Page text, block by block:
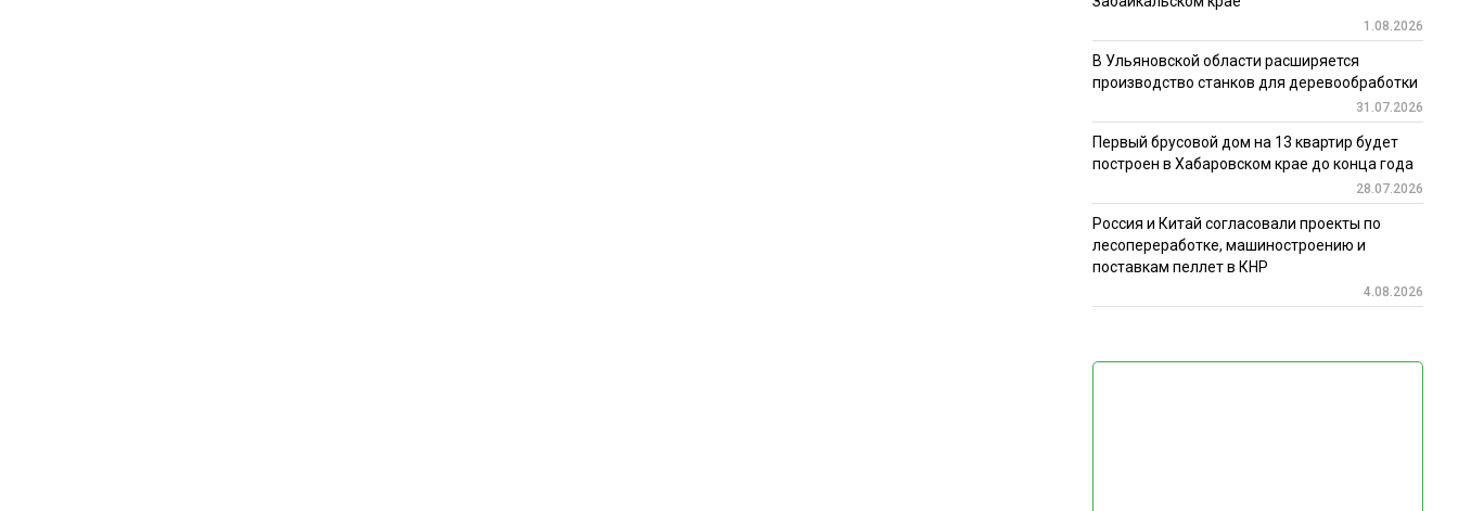
1.08.2026
В Ульяновской области расширяется
производство станков для деревообработки
31.07.2026
Первый брусовой дом на 13 квартир будет
построен в Хабаровском крае до конца года
28.07.2026
Россия и Китай согласовали проекты по
лесопереработке, машиностроению и
поставкам пеллет в КНР
4.08.2026